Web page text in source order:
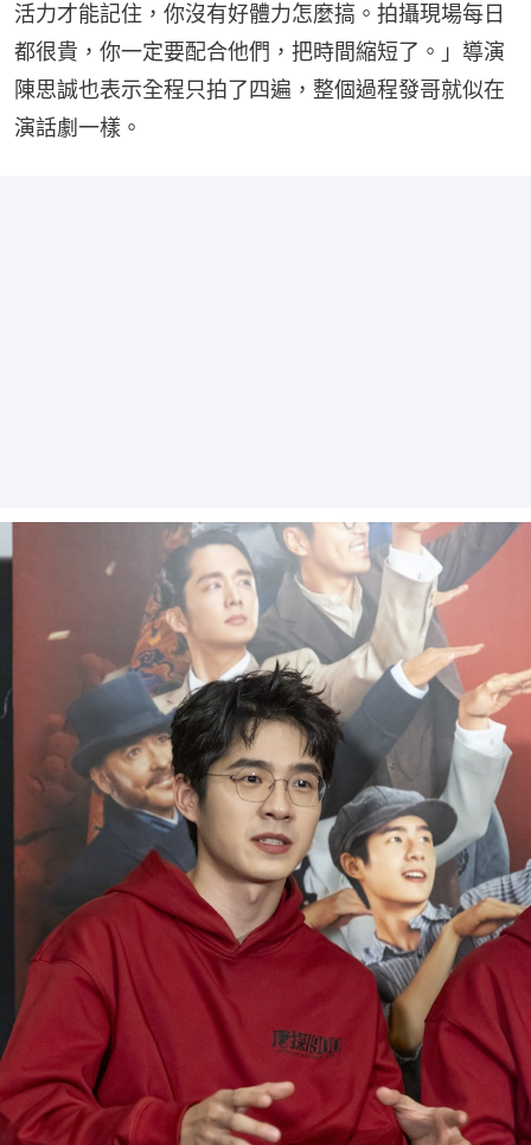
活力才能記住，你沒有好體力怎麼搞。拍攝現場每日
都很貴，你一定要配合他們，把時間縮短了。」導演
陳思誠也表示全程只拍了四遍，整個過程發哥就似在
演話劇一樣。